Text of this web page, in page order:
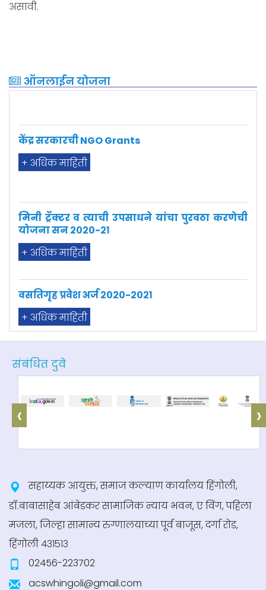
असावी.
ऑनलाईन योजना
+ अधिक माहिती
योजना सन २०२०-२१
+ अधिक माहिती
+ अधिक माहिती
२०२०-२१
केंद्र सरकारची अनुसूचित जातींसाठी पत वृद्धी हमी
केंद्र सरकारची वेंचर कॅपिटल फंड्स
+ अधिक माहिती
तृतीयपंथीय साठी चे राष्ट्रीय पोर्टल
संबंधित दुवे
‹ ›
सहाय्यक आयुक्त, समाज कल्याण कार्यालय हिंगोली,
डॉ.बाबासाहेब आंबेडकर सामाजिक न्याय भवन, ए विंग, पहिला
मजला, जिल्हा सामान्य रुग्णालयाच्या पूर्व बाजूस, दर्गा रोड,
हिंगोली ४३१५१३
02456-223702
acswhingoli@gmail.com